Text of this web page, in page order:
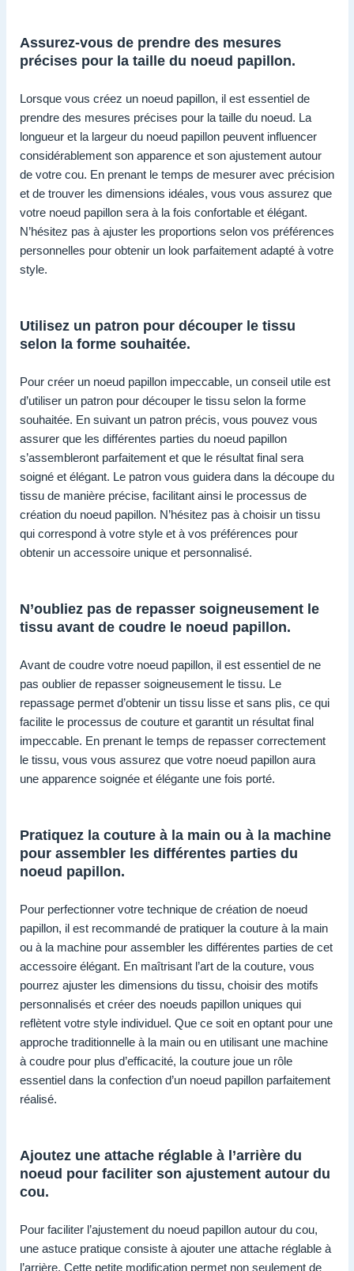
Assurez-vous de prendre des mesures
précises pour la taille du noeud papillon.
Lorsque vous créez un noeud papillon, il est essentiel de
prendre des mesures précises pour la taille du noeud. La
longueur et la largeur du noeud papillon peuvent influencer
considérablement son apparence et son ajustement autour
de votre cou. En prenant le temps de mesurer avec précision
et de trouver les dimensions idéales, vous vous assurez que
votre noeud papillon sera à la fois confortable et élégant.
N’hésitez pas à ajuster les proportions selon vos préférences
personnelles pour obtenir un look parfaitement adapté à votre
style.
Utilisez un patron pour découper le tissu
selon la forme souhaitée.
Pour créer un noeud papillon impeccable, un conseil utile est
d’utiliser un patron pour découper le tissu selon la forme
souhaitée. En suivant un patron précis, vous pouvez vous
assurer que les différentes parties du noeud papillon
s’assembleront parfaitement et que le résultat final sera
soigné et élégant. Le patron vous guidera dans la découpe du
tissu de manière précise, facilitant ainsi le processus de
création du noeud papillon. N’hésitez pas à choisir un tissu
qui correspond à votre style et à vos préférences pour
obtenir un accessoire unique et personnalisé.
N’oubliez pas de repasser soigneusement le
tissu avant de coudre le noeud papillon.
Avant de coudre votre noeud papillon, il est essentiel de ne
pas oublier de repasser soigneusement le tissu. Le
repassage permet d’obtenir un tissu lisse et sans plis, ce qui
facilite le processus de couture et garantit un résultat final
impeccable. En prenant le temps de repasser correctement
le tissu, vous vous assurez que votre noeud papillon aura
une apparence soignée et élégante une fois porté.
Pratiquez la couture à la main ou à la machine
pour assembler les différentes parties du
noeud papillon.
Pour perfectionner votre technique de création de noeud
papillon, il est recommandé de pratiquer la couture à la main
ou à la machine pour assembler les différentes parties de cet
accessoire élégant. En maîtrisant l’art de la couture, vous
pourrez ajuster les dimensions du tissu, choisir des motifs
personnalisés et créer des noeuds papillon uniques qui
reflètent votre style individuel. Que ce soit en optant pour une
approche traditionnelle à la main ou en utilisant une machine
à coudre pour plus d’efficacité, la couture joue un rôle
essentiel dans la confection d’un noeud papillon parfaitement
réalisé.
Ajoutez une attache réglable à l’arrière du
noeud pour faciliter son ajustement autour du
cou.
Pour faciliter l’ajustement du noeud papillon autour du cou,
une astuce pratique consiste à ajouter une attache réglable à
l’arrière. Cette petite modification permet non seulement de